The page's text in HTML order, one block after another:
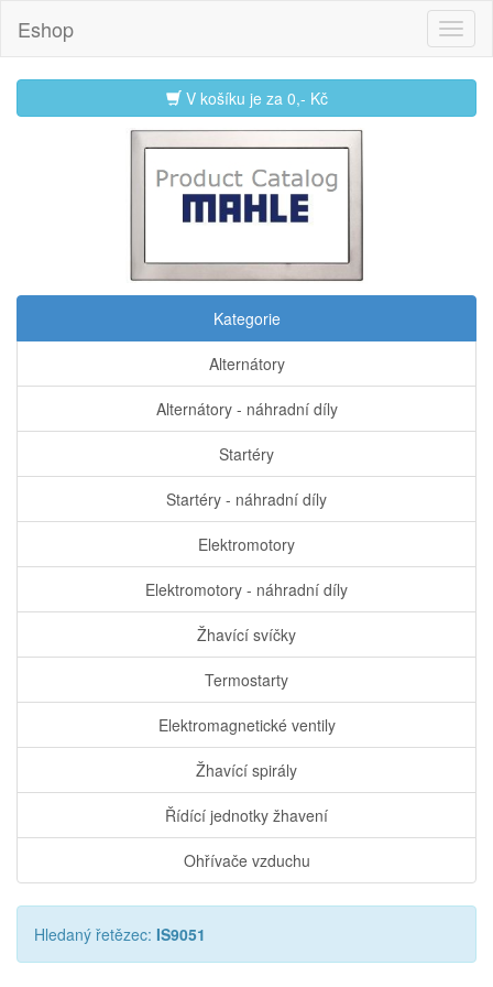
Eshop
V košíku je za 0,- Kč
Kategorie
Alternátory
Alternátory - náhradní díly
Startéry
Startéry - náhradní díly
Elektromotory
Elektromotory - náhradní díly
Žhavící svíčky
Termostarty
Elektromagnetické ventily
Žhavící spirály
Řídící jednotky žhavení
Ohřívače vzduchu
Hledaný řetězec: IS9051